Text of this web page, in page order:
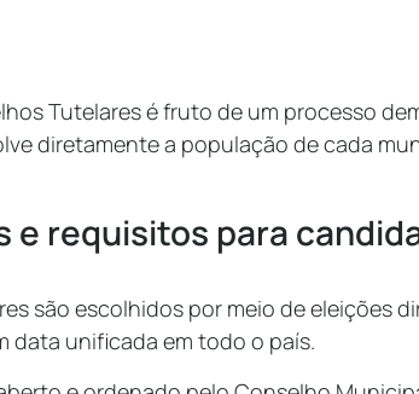
Tutelares é fruto de um processo
diretamente a população de cada
e requisitos para
são escolhidos por meio de eleições
data unificada em todo o país.